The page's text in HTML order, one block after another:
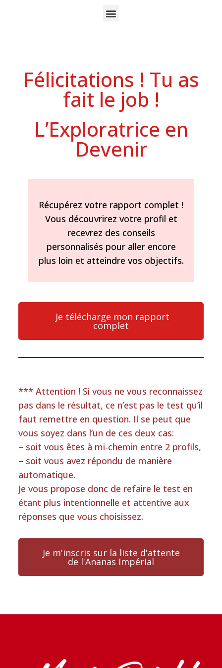
Félicitations ! Tu as
fait le job !
L’Exploratrice en
Devenir
Récupérez votre rapport complet !
Vous découvrirez votre profil et
recevrez des conseils
personnalisés pour aller encore
plus loin et atteindre vos objectifs.
Je télécharge mon rapport
complet
*** Attention ! Si vous ne vous reconnaissez
pas dans le résultat, ce n’est pas le test qu’il
faut remettre en question. Il se peut que
vous soyez dans l’un de ces deux cas:
– soit vous êtes à mi-chemin entre 2 profils,
– soit vous avez répondu de manière
automatique.
Je vous propose donc de refaire le test en
étant plus intentionnelle et attentive aux
réponses que vous choisissez.
Je m'inscris sur la liste d'attente
de l'Ananas Impérial